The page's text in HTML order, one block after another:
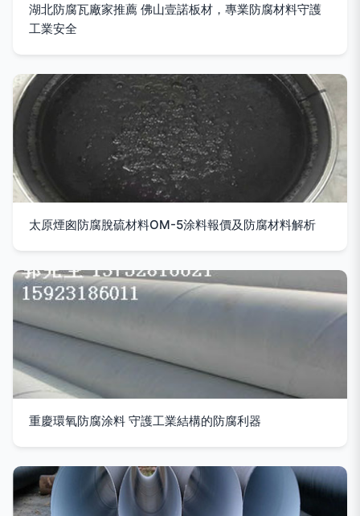
湖北防腐瓦廠家推薦 佛山壹諾板材，專業防腐材料守護
工業安全
太原煙囪防腐脫硫材料OM-5涂料報價及防腐材料解析
重慶環氧防腐涂料 守護工業結構的防腐利器